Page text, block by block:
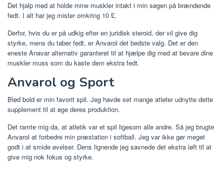
Det hjalp med at holde mine muskler intakt i min søgen på brændende
fedt. I alt har jeg mister omkring 10 £.
Derfor, hvis du er på udkig efter en juridisk steroid, der vil give dig
styrke, mens du taber fedt, er Anvarol det bedste valg. Det er den
eneste Anavar alternativ garanteret til at hjælpe dig med at bevare dine
muskler muss som du kaste dem ekstra fedt.
Anvarol og Sport
Blød bold er min favorit spil. Jeg havde set mange atleter udnytte dette
supplement til at øge deres produktion.
Det ramte mig da, at atletik var et spil ligesom alle andre. Så jeg brugte
Anvarol at forbedre min præstation i softball. Jeg var ikke gør meget
godt i at smide øvelser. Dens lignende jeg savnede det ekstra løft til at
give mig nok fokus og styrke.